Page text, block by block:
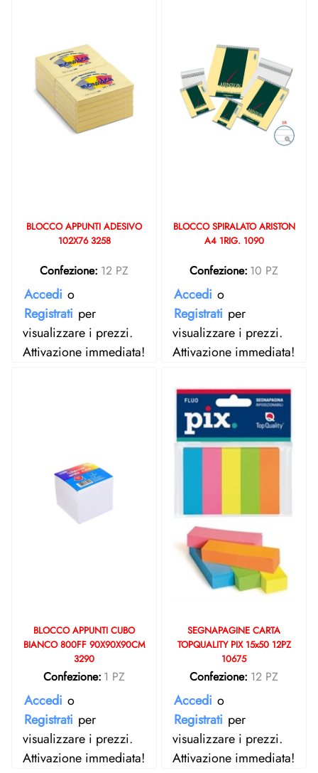
BLOCCO APPUNTI ADESIVO
102X76 3258
Confezione: 12 PZ
Accedi o
Registrati per
visualizzare i prezzi.
Attivazione immediata!
BLOCCO SPIRALATO ARISTON
A4 1RIG. 1090
Confezione: 10 PZ
Accedi o
Registrati per
visualizzare i prezzi.
Attivazione immediata!
BLOCCO APPUNTI CUBO
BIANCO 800FF 90X90X90CM
3290
Confezione: 1 PZ
Accedi o
Registrati per
visualizzare i prezzi.
Attivazione immediata!
SEGNAPAGINE CARTA
TOPQUALITY PIX 15x50 12PZ
10675
Confezione: 12 PZ
Accedi o
Registrati per
visualizzare i prezzi.
Attivazione immediata!